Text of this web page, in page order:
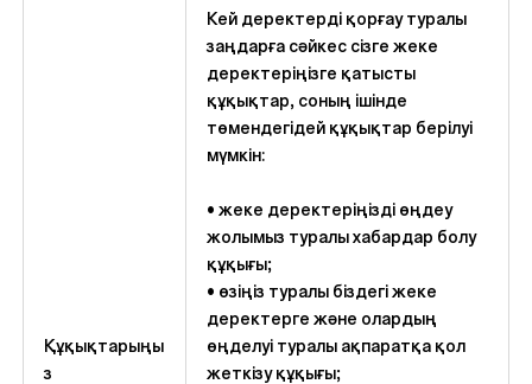
Құқықтарыңы
з
Кей деректерді қорғау туралы
заңдарға сәйкес сізге жеке
деректеріңізге қатысты
құқықтар, соның ішінде
төмендегідей құқықтар берілуі
мүмкін:
• жеке деректеріңізді өңдеу
жолымыз туралы хабардар болу
құқығы;
• өзіңіз туралы біздегі жеке
деректерге және олардың
өңделуі туралы ақпаратқа қол
жеткізу құқығы;